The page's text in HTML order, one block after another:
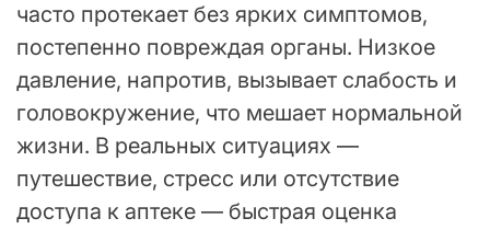
часто протекает без ярких симптомов,
постепенно повреждая органы. Низкое
давление, напротив, вызывает слабость и
головокружение, что мешает нормальной
жизни. В реальных ситуациях —
путешествие, стресс или отсутствие
доступа к аптеке — быстрая оценка